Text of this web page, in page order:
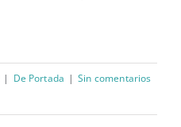
| De Portada | Sin comentarios